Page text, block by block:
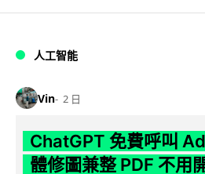
人工智能
Vin 2 日
ChatGPT 免費呼叫
體修圖兼整 PDF 不用